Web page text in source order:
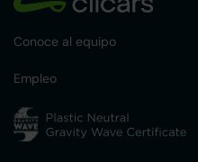
Conoce al equipo
Empleo